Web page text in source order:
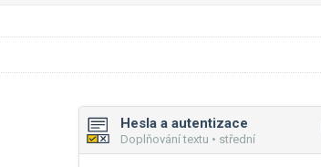
Hesla a autentizace
Doplňování textu • střední